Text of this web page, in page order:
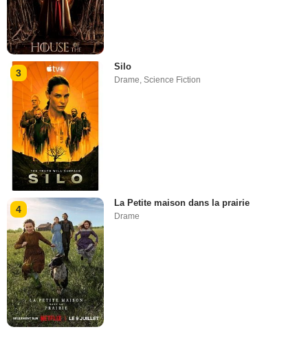
3
Silo
Drame,Science Fiction
4
La Petite maison dans la prairie
Drame